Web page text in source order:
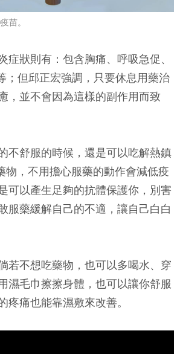
苗。
症狀則有：包含胸痛、呼吸急促、
；但邱正宏強調，只要休息用藥治
，並不會因為這樣的副作用而致
不舒服的時候，還是可以吃解熱鎮
物，不用擔心服藥的動作會減低疫
可以產生足夠的抗體保護你，別害
服藥緩解自己的不適，讓自己白白
若不想吃藥物，也可以多喝水、穿
濕毛巾擦擦身體，也可以讓你舒服
疼痛也能靠濕敷來改善。